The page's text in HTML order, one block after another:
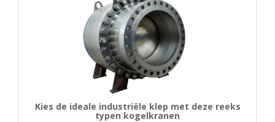
Kies de ideale industriële klep met deze reeks
typen kogelkranen